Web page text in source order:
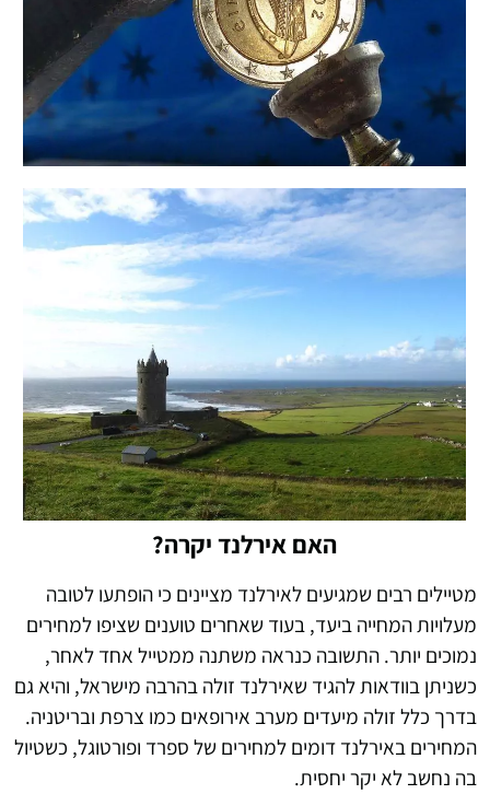
האם אירלנד יקרה?
מטיילים רבים שמגיעים לאירלנד מציינים כי הופתעו לטובה
מעלויות המחייה ביעד, בעוד שאחרים טוענים שציפו למחירים
נמוכים יותר. התשובה כנראה משתנה ממטייל אחד לאחר,
כשניתן בוודאות להגיד שאירלנד זולה בהרבה מישראל, והיא גם
בדרך כלל זולה מיעדים מערב אירופאים כמו צרפת ובריטניה.
המחירים באירלנד דומים למחירים של ספרד ופורטוגל, כשטיול
בה נחשב לא יקר יחסית.